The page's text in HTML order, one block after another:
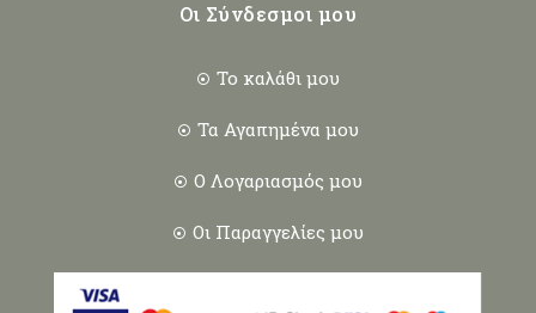
Οι Σύνδεσμοι μου
Το καλάθι μου
Τα Αγαπημένα μου
Ο Λογαριασμός μου
Οι Παραγγελίες μου